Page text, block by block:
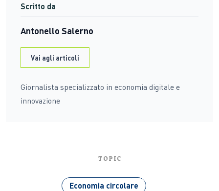
Scritto da
Antonello Salerno
Vai agli articoli
Giornalista specializzato in economia digitale e
innovazione
TOPIC
Economia circolare